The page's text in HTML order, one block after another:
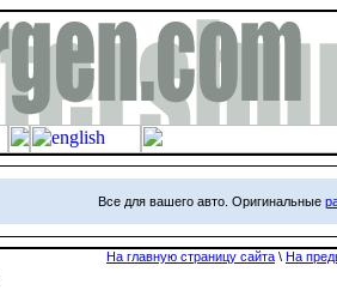
Все для вашего авто. Оригинальные
На главную страницу сайта \ На